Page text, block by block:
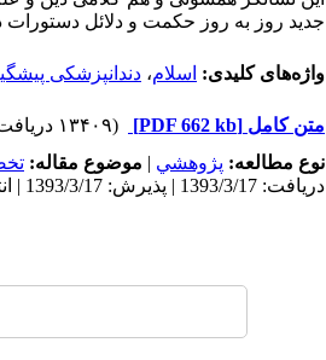
جدید روز به روز حکمت و دلائل
واژه‌های کلیدی: اسلام، دندانپزشکی
متن کامل [PDF 662 kb]
(۱۳۴۰۹ دریافت)
نوع مطالعه: پژوهشي | موضوع مقاله:
دریافت: 1393/3/17 | پذیرش: 1393/3/17 | انتشار: 1393/3/17